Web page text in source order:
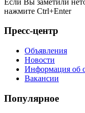
нажмите Ctrl+Enter
Пресс-центр
Объявления
Новости
Информация об
Вакансии
Популярное